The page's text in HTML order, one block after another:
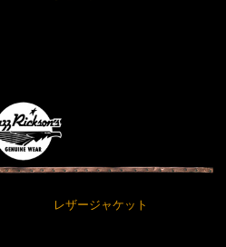
レザージャケット